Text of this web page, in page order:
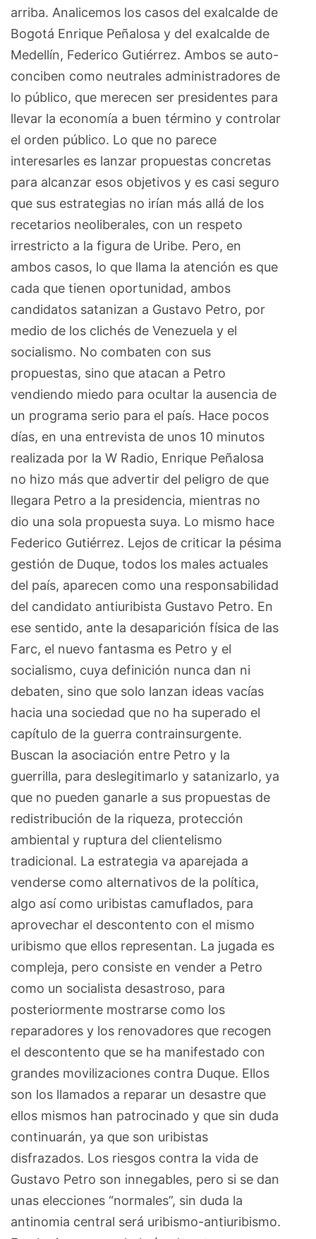
arriba. Analicemos los casos del exalcalde de
Bogotá Enrique Peñalosa y del exalcalde de
Medellín, Federico Gutiérrez. Ambos se auto-
conciben como neutrales administradores de
lo público, que merecen ser presidentes para
llevar la economía a buen término y controlar
el orden público. Lo que no parece
interesarles es lanzar propuestas concretas
para alcanzar esos objetivos y es casi seguro
que sus estrategias no irían más allá de los
recetarios neoliberales, con un respeto
irrestricto a la figura de Uribe. Pero, en
ambos casos, lo que llama la atención es que
cada que tienen oportunidad, ambos
candidatos satanizan a Gustavo Petro, por
medio de los clichés de Venezuela y el
socialismo. No combaten con sus
propuestas, sino que atacan a Petro
vendiendo miedo para ocultar la ausencia de
un programa serio para el país. Hace pocos
días, en una entrevista de unos 10 minutos
realizada por la W Radio, Enrique Peñalosa
no hizo más que advertir del peligro de que
llegara Petro a la presidencia, mientras no
dio una sola propuesta suya. Lo mismo hace
Federico Gutiérrez. Lejos de criticar la pésima
gestión de Duque, todos los males actuales
del país, aparecen como una responsabilidad
del candidato antiuribista Gustavo Petro. En
ese sentido, ante la desaparición física de las
Farc, el nuevo fantasma es Petro y el
socialismo, cuya definición nunca dan ni
debaten, sino que solo lanzan ideas vacías
hacia una sociedad que no ha superado el
capítulo de la guerra contrainsurgente.
Buscan la asociación entre Petro y la
guerrilla, para deslegitimarlo y satanizarlo, ya
que no pueden ganarle a sus propuestas de
redistribución de la riqueza, protección
ambiental y ruptura del clientelismo
tradicional. La estrategia va aparejada a
venderse como alternativos de la política,
algo así como uribistas camuflados, para
aprovechar el descontento con el mismo
uribismo que ellos representan. La jugada es
compleja, pero consiste en vender a Petro
como un socialista desastroso, para
posteriormente mostrarse como los
reparadores y los renovadores que recogen
el descontento que se ha manifestado con
grandes movilizaciones contra Duque. Ellos
son los llamados a reparar un desastre que
ellos mismos han patrocinado y que sin duda
continuarán, ya que son uribistas
disfrazados. Los riesgos contra la vida de
Gustavo Petro son innegables, pero si se dan
unas elecciones “normales”, sin duda la
antinomia central será uribismo-antiuribismo.